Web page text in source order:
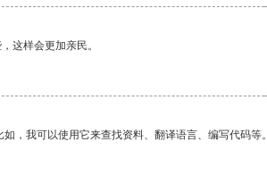
这样会更加亲民。
，我可以使用它来查找资料、翻译语言、编写代码等。